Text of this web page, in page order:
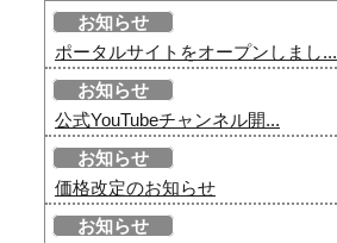
お知らせ
ポータルサイトをオープンしまし...
お知らせ
公式YouTubeチャンネル開...
お知らせ
価格改定のお知らせ
お知らせ